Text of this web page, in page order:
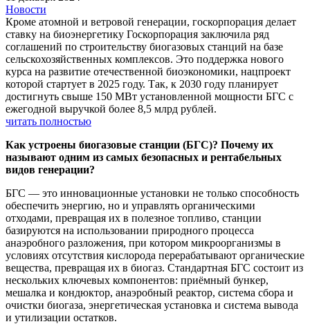
Новости
Кроме атомной и ветровой генерации, госкорпорация делает
ставку на биоэнергетику Госкорпорация заключила ряд
соглашений по строительству биогазовых станций на базе
сельскохозяйственных комплексов. Это поддержка нового
курса на развитие отечественной биоэкономики, нацпроект
которой стартует в 2025 году. Так, к 2030 году планирует
достигнуть свыше 150 МВт установленной мощности БГС с
ежегодной выручкой более 8,5 млрд рублей.
читать полностью
Как устроены биогазовые станции (БГС)? Почему их
называют одним из самых безопасных и рентабельных
видов генерации?
БГС — это инновационные установки не только способность
обеспечить энергию, но и управлять органическими
отходами, превращая их в полезное топливо, станции
базируются на использовании природного процесса
анаэробного разложения, при котором микроорганизмы в
условиях отсутствия кислорода перерабатывают органические
вещества, превращая их в биогаз. Стандартная БГС состоит из
нескольких ключевых компонентов: приёмный бункер,
мешалка и кондюктор, анаэробный реактор, система сбора и
очистки биогаза, энергетическая установка и система вывода
и утилизации остатков.